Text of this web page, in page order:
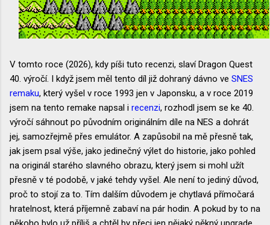
V tomto roce (2026), kdy píši tuto recenzi, slaví Dragon Quest
40. výročí. I když jsem měl tento díl již dohraný dávno ve SNES
remaku, který vyšel v roce 1993 jen v Japonsku, a v roce 2019
jsem na tento remake napsal i recenzi, rozhodl jsem se ke 40.
výročí sáhnout po původním originálním díle na NES a dohrát
jej, samozřejmě přes emulátor. A zapůsobil na mě přesně tak,
jak jsem psal výše, jako jedinečný výlet do historie, jako pohled
na originál starého slavného obrazu, který jsem si mohl užít
přesně v té podobě, v jaké tehdy vyšel. Ale není to jediný důvod,
proč to stojí za to. Tím dalším důvodem je chytlavá přímočará
hratelnost, která příjemně zabaví na pár hodin. A pokud by to na